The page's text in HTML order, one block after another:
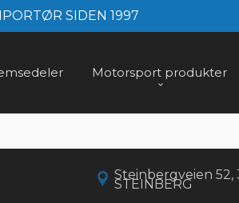
SIDEN 1997
Motorsport produkter
Steinbergveien 52,
STEINBERG